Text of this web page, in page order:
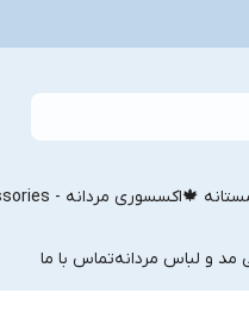
🍁اکسسوری مردانه - Accessories
مد و لباس مردانهتماس با ما